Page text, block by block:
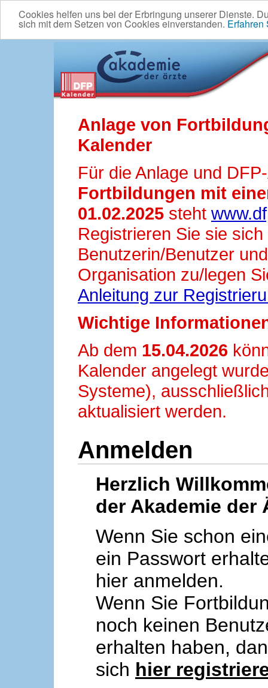
Cookies helfen uns bei der Erbringung unserer Dienste.
sich mit dem Setzen von Cookies einverstanden. Erfahren
Anlage von
Kalender
Für die Anlage und
Fortbildungen mit
01.02.2025 steht
Registrieren Sie sie
Benutzerin/Benutzer
Organisation zu/legen
Anleitung zur
Wichtige
Ab dem 15.04.2026
Kalender angelegt
Systeme),
aktualisiert werden.
Anmelden
Herzlich
der Akademie der
Wenn Sie schon
ein Passwort
hier anmelden.
Wenn Sie
noch keinen
erhalten haben,
sich hier